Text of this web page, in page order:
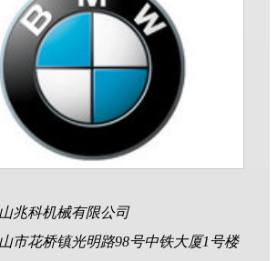
兆科机械有限公司
市花桥镇光明路98号中铁大厦1号楼